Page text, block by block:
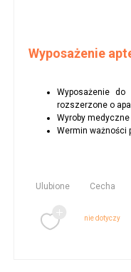
Wyposażenie
Wyposażenie
rozszerzone o
Wyroby
Wermin ważności
Ulubione Cecha
nie dotyczy